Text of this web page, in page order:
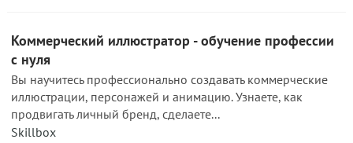
Коммерческий иллюстратор - обучение профессии
с нуля
Вы научитесь профессионально создавать коммерческие
иллюстрации, персонажей и анимацию. Узнаете, как
продвигать личный бренд, сделаете...
Skillbox